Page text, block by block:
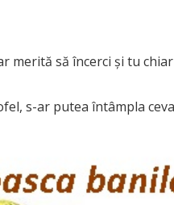
merită să încerci și tu chiar
s-ar putea întâmpla